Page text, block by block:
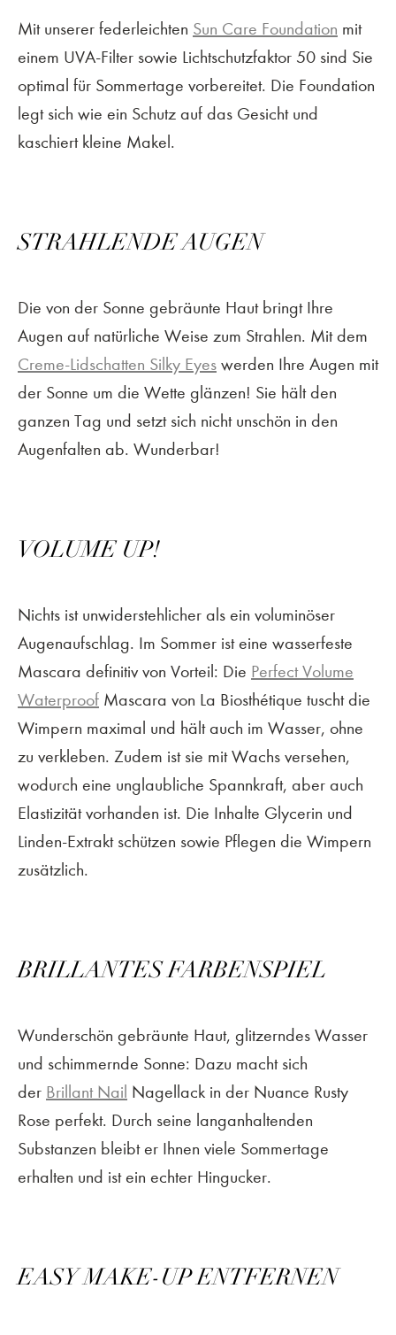
Mit unserer federleichten Sun Care Foundation mit
einem UVA-Filter sowie Lichtschutzfaktor 50 sind Sie
optimal für Sommertage vorbereitet. Die Foundation
legt sich wie ein Schutz auf das Gesicht und
kaschiert kleine Makel.
STRAHLENDE AUGEN
Die von der Sonne gebräunte Haut bringt Ihre
Augen auf natürliche Weise zum Strahlen. Mit dem
Creme-Lidschatten Silky Eyes werden Ihre Augen mit
der Sonne um die Wette glänzen! Sie hält den
ganzen Tag und setzt sich nicht unschön in den
Augenfalten ab. Wunderbar!
VOLUME UP!
Nichts ist unwiderstehlicher als ein voluminöser
Augenaufschlag. Im Sommer ist eine wasserfeste
Mascara definitiv von Vorteil: Die Perfect Volume
Waterproof Mascara von La Biosthétique tuscht die
Wimpern maximal und hält auch im Wasser, ohne
zu verkleben. Zudem ist sie mit Wachs versehen,
wodurch eine unglaubliche Spannkraft, aber auch
Elastizität vorhanden ist. Die Inhalte Glycerin und
Linden-Extrakt schützen sowie Pflegen die Wimpern
zusätzlich.
BRILLANTES FARBENSPIEL
Wunderschön gebräunte Haut, glitzerndes Wasser
und schimmernde Sonne: Dazu macht sich
der Brillant Nail Nagellack in der Nuance Rusty
Rose perfekt. Durch seine langanhaltenden
Substanzen bleibt er Ihnen viele Sommertage
erhalten und ist ein echter Hingucker.
EASY MAKE-UP ENTFERNEN